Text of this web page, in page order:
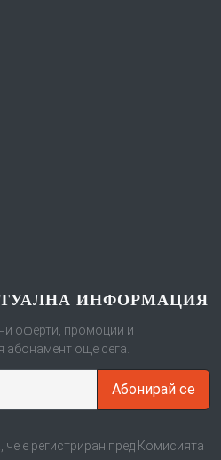
ИНФОРМАЦИЯ
оферти, промоции и
още сега.
Абонирай се
е регистриран пред Комисията